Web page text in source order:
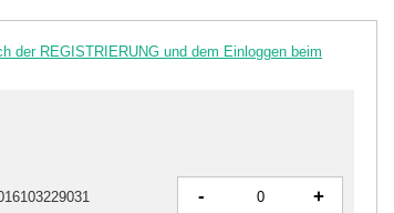
der REGISTRIERUNG und dem Einloggen beim
- +